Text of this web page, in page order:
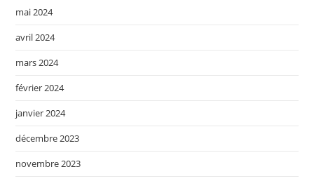
mai 2024
avril 2024
mars 2024
février 2024
janvier 2024
décembre 2023
novembre 2023